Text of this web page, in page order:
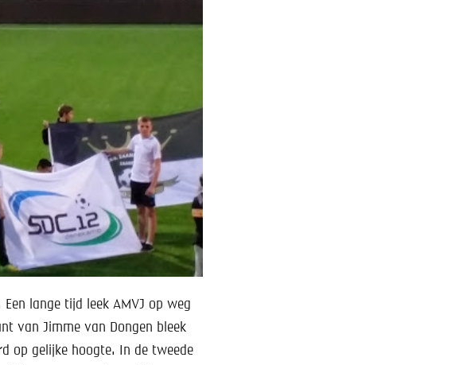
Een lange tijd leek AMVJ op weg
van Jimme van Dongen bleek
op gelijke hoogte. In de tweede